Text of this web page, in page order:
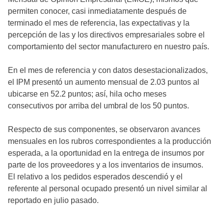
permiten conocer, casi inmediatamente después de
terminado el mes de referencia, las expectativas y la
percepción de las y los directivos empresariales sobre el
comportamiento del sector manufacturero en nuestro país.
En el mes de referencia y con datos desestacionalizados,
el IPM presentó un aumento mensual de 2.03 puntos al
ubicarse en 52.2 puntos; así, hila ocho meses
consecutivos por arriba del umbral de los 50 puntos.
Respecto de sus componentes, se observaron avances
mensuales en los rubros correspondientes a la producción
esperada, a la oportunidad en la entrega de insumos por
parte de los proveedores y a los inventarios de insumos.
El relativo a los pedidos esperados descendió y el
referente al personal ocupado presentó un nivel similar al
reportado en julio pasado.